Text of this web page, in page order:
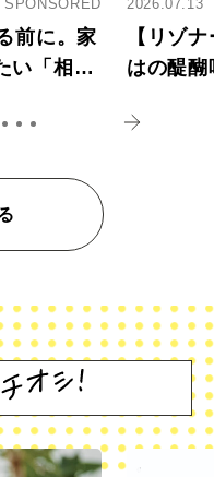
SPONSORED
前に。家
い「相続
2026.07.13
【リゾ
はの醍